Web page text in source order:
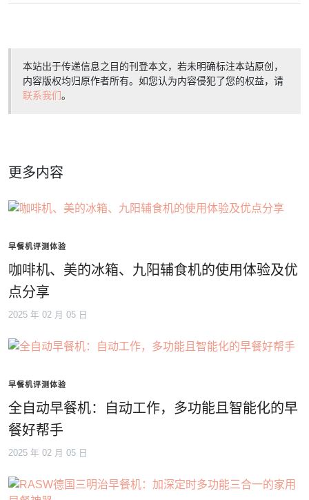
本站出于传递信息之目的刊登本文，若未明确标注本站原创，
内容版权均归原作者所有。如您认为内容侵犯了您的权益，请
联系我们。
更多内容
早餐机评测体验
咖啡机、美的冰箱、九阳辅食机的使用体验及优
点分享
2025 年 02 月 05 日
早餐机评测体验
全自动早餐机：自动工作，多功能且智能化的早
餐好帮手
2025 年 02 月 05 日